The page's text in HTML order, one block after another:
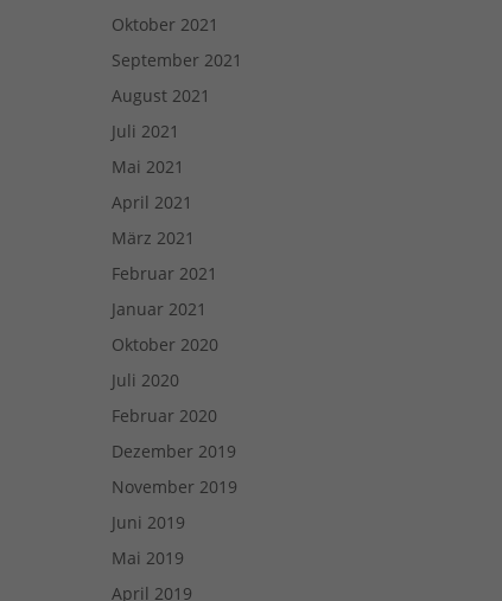
Oktober 2021
September 2021
August 2021
Juli 2021
Mai 2021
April 2021
März 2021
Februar 2021
Januar 2021
Oktober 2020
Juli 2020
Februar 2020
Dezember 2019
November 2019
Juni 2019
Mai 2019
April 2019